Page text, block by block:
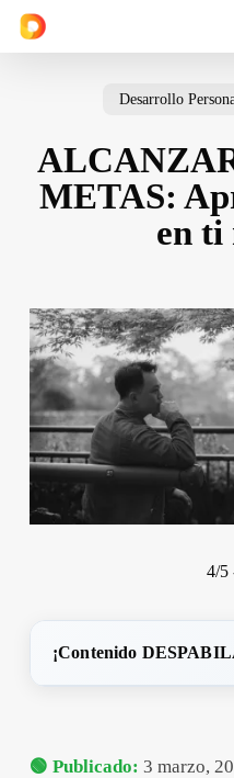
Skip
Cart
Desarrollo
METAS:
en ti
4/5
¡Contenido
🟢 Publicado: 3 marzo,